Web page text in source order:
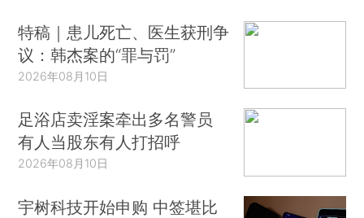
特稿｜患儿死亡、医生获刑争
议：韩杰案的“罪与罚”
2026年08月10日
足浴店卖淫案牵出多名警员
有人当股东有人打招呼
2026年08月10日
宇树科技开始申购 中签堪比